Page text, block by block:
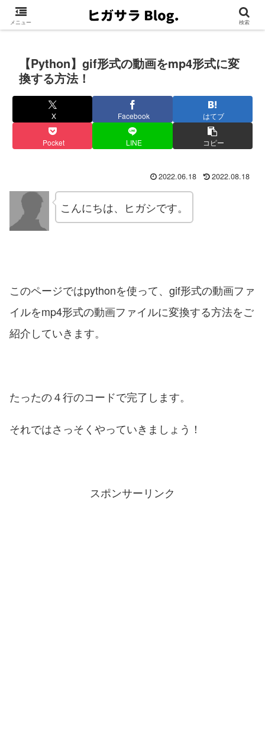
【Python】gif形式の動画をmp4形式に変
換する方法！
X Facebook はてブ
Pocket LINE コピー
2022.06.18 2022.08.18
こんにちは、ヒガシです。
このページではpythonを使って、gif形式の動画ファ
イルをmp4形式の動画ファイルに変換する方法をご
紹介していきます。
たったの４行のコードで完了します。
それではさっそくやっていきましょう！
スポンサーリンク
メニュー 検索